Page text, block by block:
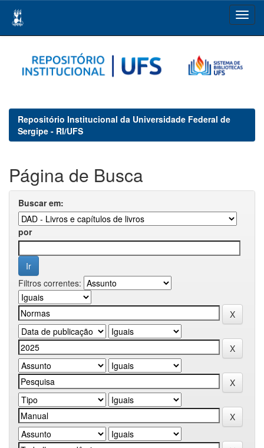
navigation
Repositório Institucional da Universidade Federal de
Sergipe - RI/UFS
Página de Busca
Buscar em:
por
Filtros correntes: